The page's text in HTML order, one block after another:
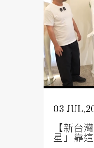
03
【新台
星」靠